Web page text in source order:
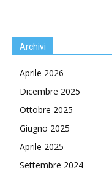
Archivi
Aprile 2026
Dicembre 2025
Ottobre 2025
Giugno 2025
Aprile 2025
Settembre 2024